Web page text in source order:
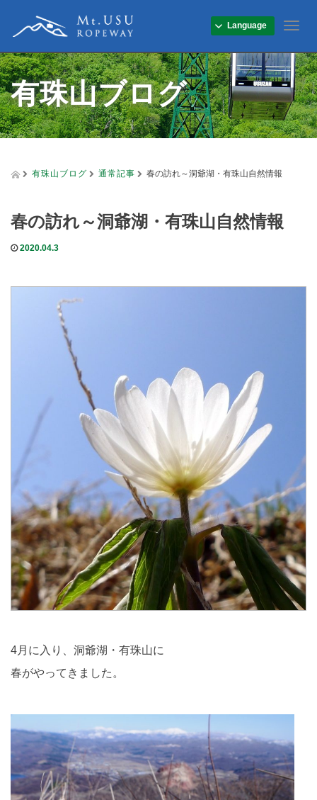
T
g
g
e
n
a
v
Language
有珠山ブログ
有珠山ブログ 通常記事 春の訪れ～洞爺湖・有珠山自然情報
春の訪れ～洞爺湖・有珠山自然情報
2020.04.3
4月に入り、洞爺湖・有珠山に
春がやってきました。